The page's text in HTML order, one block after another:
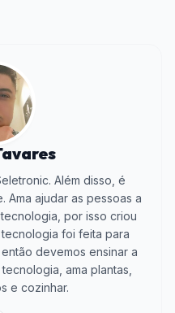
Além disso, é
Ama ajudar as pessoas a
por isso criou
foi feita para
devemos ensinar a
ama plantas,
e cozinhar.